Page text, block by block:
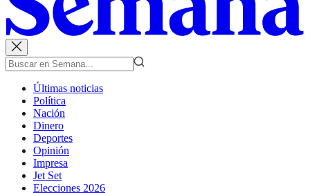
Últimas noticias
Política
Nación
Dinero
Deportes
Opinión
Impresa
Jet Set
Elecciones 2026